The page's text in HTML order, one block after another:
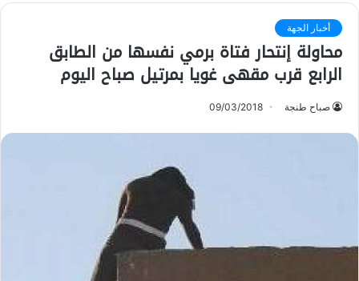
أخبار الجهة
محاولة إنتحار فتاة برمي نفسها من الطابق
الرابع قرب مقهى غويا بمرتيل صباح اليوم
صباح طنجة 09/03/2018